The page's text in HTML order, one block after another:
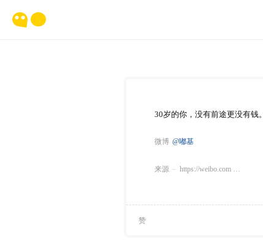
30岁的你，没有前途更没有钱。
微博 @嘟基
来源 https://weibo.com …
赞